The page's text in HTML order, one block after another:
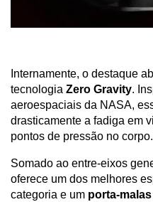
Internamente, o destaque
tecnologia Zero Gravity.
aeroespaciais da NASA,
drasticamente a fadiga em
pontos de pressão no corpo.
Somado ao entre-eixos
oferece um dos melhores
categoria e um porta-